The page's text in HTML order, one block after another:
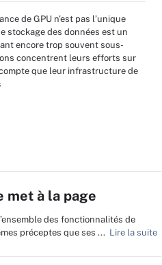
de GPU n'est pas l’unique
stockage des données est un
encore trop souvent sous-
concentrent leurs efforts sur
que leur infrastructure de
met à la page
des fonctionnalités de
préceptes que ses ... Lire la suite